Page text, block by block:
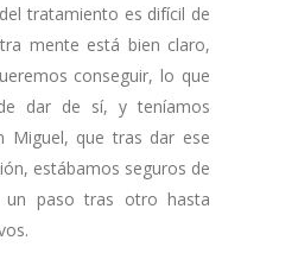
tratamiento es difícil de
mente está bien claro,
conseguir, lo que
dar de sí, y teníamos
Miguel, que tras dar ese
estábamos seguros de
un paso tras otro hasta